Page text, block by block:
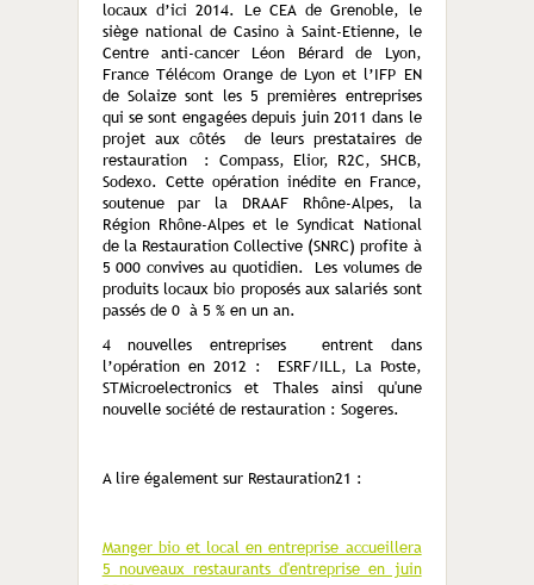
locaux d’ici 2014. Le CEA de Grenoble, le
siège national de Casino à Saint-Etienne, le
Centre anti-cancer Léon Bérard de Lyon,
France Télécom Orange de Lyon et l’IFP EN
de Solaize sont les 5 premières entreprises
qui se sont engagées depuis juin 2011 dans le
projet aux côtés de leurs prestataires de
restauration : Compass, Elior, R2C, SHCB,
Sodexo. Cette opération inédite en France,
soutenue par la DRAAF Rhône-Alpes, la
Région Rhône-Alpes et le Syndicat National
de la Restauration Collective (SNRC) profite à
5 000 convives au quotidien. Les volumes de
produits locaux bio proposés aux salariés sont
passés de 0 à 5 % en un an.
4 nouvelles entreprises entrent dans
l’opération en 2012 : ESRF/ILL, La Poste,
STMicroelectronics et Thales ainsi qu'une
nouvelle société de restauration : Sogeres.
A lire également sur Restauration21 :
Manger bio et local en entreprise accueillera
5 nouveaux restaurants d'entreprise en juin